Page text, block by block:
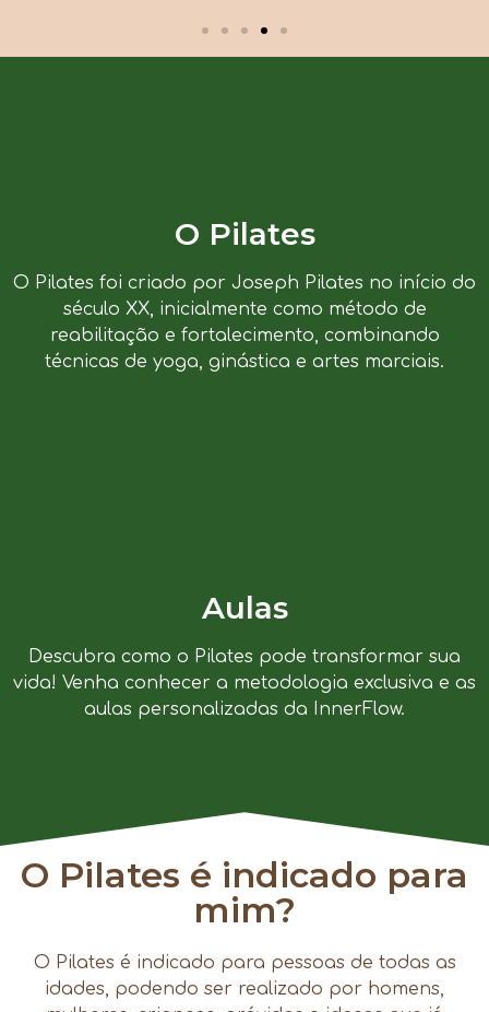
O Pilates
O Pilates foi criado por Joseph Pilates no início do
século XX, inicialmente como método de
reabilitação e fortalecimento, combinando
técnicas de yoga, ginástica e artes marciais.
Aulas
Descubra como o Pilates pode transformar sua
vida! Venha conhecer a metodologia exclusiva e as
aulas personalizadas da InnerFlow.
O Pilates é indicado para
mim?
O Pilates é indicado para pessoas de todas as
idades, podendo ser realizado por homens,